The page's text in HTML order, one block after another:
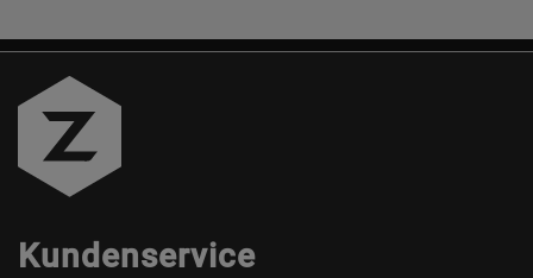
Kundenservice